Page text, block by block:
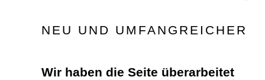
NEU UND UMFANGREICHER
Wir haben die Seite überarbeitet